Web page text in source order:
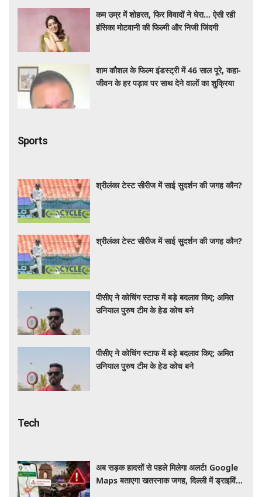
कम उम्र में शोहरत, फिर विवादों ने घेरा… ऐसी रही
हंसिका मोटवानी की फिल्मी और निजी जिंदगी
शाम कौशल के फिल्म इंडस्ट्री में 46 साल पूरे, कहा-
जीवन के हर पड़ाव पर साथ देने वालों का शुक्रिया
Sports
श्रीलंका टेस्ट सीरीज में साई सुदर्शन की जगह कौन?
श्रीलंका टेस्ट सीरीज में साई सुदर्शन की जगह कौन?
पीसीए ने कोचिंग स्टाफ में बड़े बदलाव किए; अमित
उनियाल पुरुष टीम के हेड कोच बने
पीसीए ने कोचिंग स्टाफ में बड़े बदलाव किए; अमित
उनियाल पुरुष टीम के हेड कोच बने
Tech
अब सड़क हादसों से पहले मिलेगा अलर्ट! Google
Maps बताएगा खतरनाक जगह, दिल्ली में ड्राइविंग